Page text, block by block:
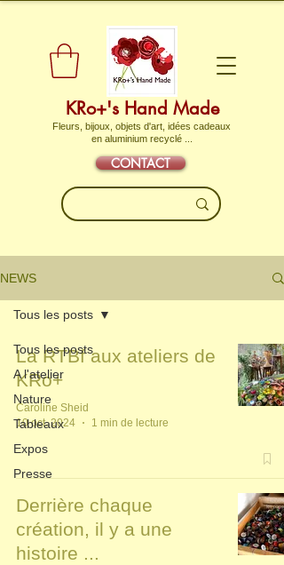
KRo+'s Hand Made
Fleurs, bijoux, objets d'art, idées cadeaux
en aluminium recyclé ...
CONTACT
NEWS
Tous les posts
A l'atelier
Nature
Tableaux
Expos
Presse
Tous les posts
La RTBf aux ateliers de
KRo+
Caroline Sheid
10 oct. 2024
1 min de lecture
Derrière chaque
création, il y a une
histoire ...